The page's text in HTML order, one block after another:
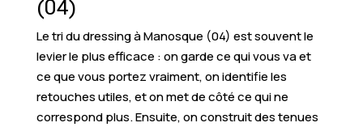
(04)
Le tri du dressing à Manosque (04) est souvent le
levier le plus efficace : on garde ce qui vous va et
ce que vous portez vraiment, on identifie les
retouches utiles, et on met de côté ce qui ne
correspond plus. Ensuite, on construit des tenues